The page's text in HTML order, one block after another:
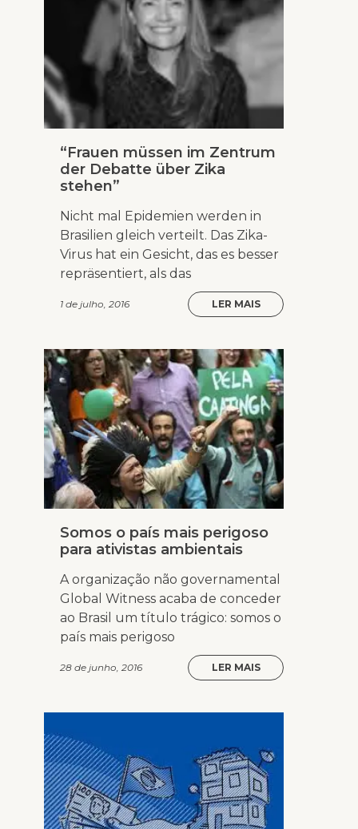
“Frauen müssen im Zentrum
der Debatte über Zika
stehen”
Nicht mal Epidemien werden in
Brasilien gleich verteilt. Das Zika-
Virus hat ein Gesicht, das es besser
repräsentiert, als das
1 de julho, 2016 LER MAIS
Somos o país mais perigoso
para ativistas ambientais
A organização não governamental
Global Witness acaba de conceder
ao Brasil um título trágico: somos o
país mais perigoso
28 de junho, 2016 LER MAIS